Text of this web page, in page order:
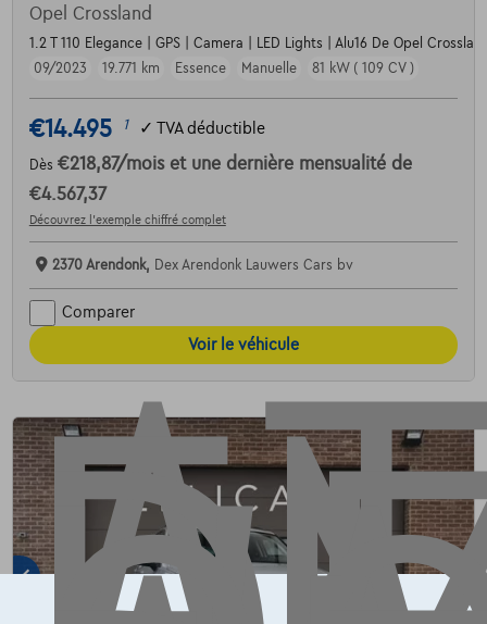
Opel Crossland
1.2 T 110 Elegance | GPS | Camera | LED Lights | Alu16 De Opel
09/2023
19.771 km Essence Manuelle 81 kW ( 109 CV )
€14.495 1 ✓ TVA déductible
Dès €218,87/mois et une dernière mensualité de
€4.567,37
Découvrez l’exemple chiffré complet
2370 Arendonk, Dex Arendonk Lauwers Cars bv
Comparer
Voir le véhicule